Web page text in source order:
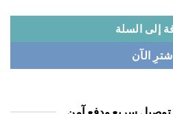
السلة